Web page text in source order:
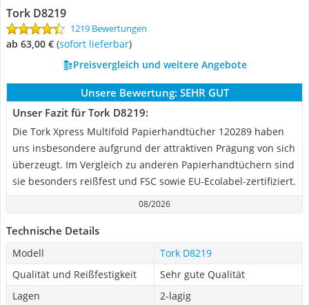
Tork D8219
1219 Bewertungen
ab 63,00 € ( Sofort lieferbar)
Preisvergleich und weitere Angebote
Unsere Bewertung: SEHR GUT
Unser Fazit für Tork D8219:
Die Tork Xpress Multifold Papierhandtücher 120289 haben
uns insbesondere aufgrund der attraktiven Prägung von sich
überzeugt. Im Vergleich zu anderen Papierhandtüchern sind
sie besonders reißfest und FSC sowie EU-Ecolabel-zertifiziert.
08/2026
Technische Details
Modell
Tork D8219
Qualität und Reißfestigkeit
Sehr gute Qualität
Lagen
2-lagig